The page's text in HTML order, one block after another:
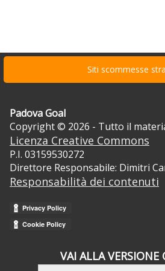
Siti scommesse
Padova Goal
Copyright © 2026 - Tutto il
Licenza Creative Commons
P.I. 03159530272
Direttore Responsabile: Dimitri
Responsabilità dei contenuti
VAI ALLA VERSIONE